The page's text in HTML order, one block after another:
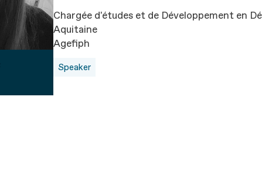
Chargée d'études et de Développement en
Aquitaine
Agefiph
Speaker